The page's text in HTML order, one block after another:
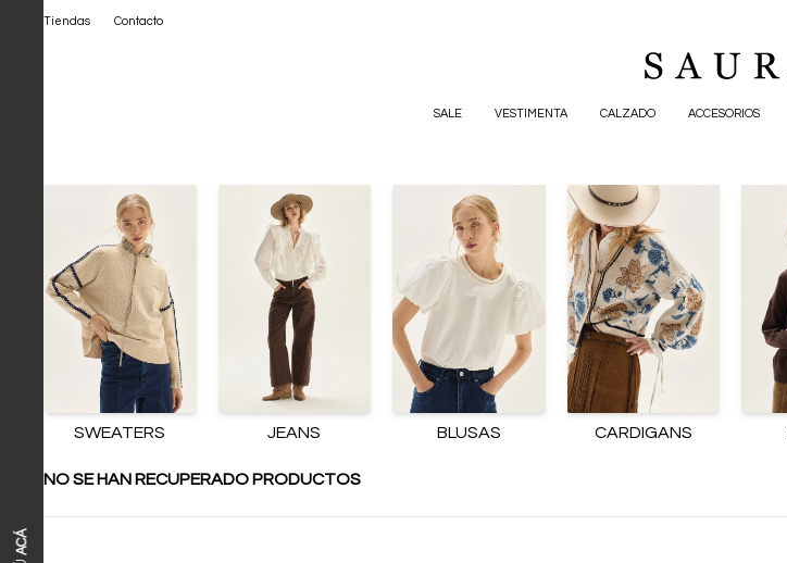
SALE VESTIMENTA CALZADO ACCESORIOS
Tiendas Contacto
ACÁ
SWEATERS JEANS BLUSAS CARDIGANS
NO SE HAN RECUPERADO PRODUCTOS